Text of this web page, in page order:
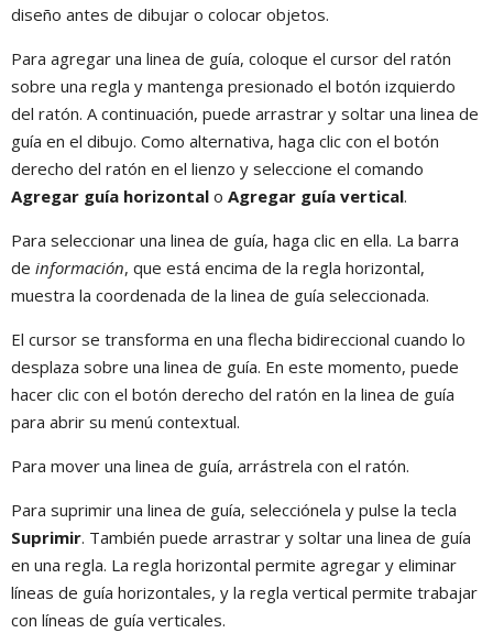
diseño antes de dibujar o colocar objetos.
Para agregar una linea de guía, coloque el cursor del ratón
sobre una regla y mantenga presionado el botón izquierdo
del ratón. A continuación, puede arrastrar y soltar una linea de
guía en el dibujo. Como alternativa, haga clic con el botón
derecho del ratón en el lienzo y seleccione el comando
Agregar guía horizontal o Agregar guía vertical.
Para seleccionar una linea de guía, haga clic en ella. La barra
de información, que está encima de la regla horizontal,
muestra la coordenada de la linea de guía seleccionada.
El cursor se transforma en una flecha bidireccional cuando lo
desplaza sobre una linea de guía. En este momento, puede
hacer clic con el botón derecho del ratón en la linea de guía
para abrir su menú contextual.
Para mover una linea de guía, arrástrela con el ratón.
Para suprimir una linea de guía, selecciónela y pulse la tecla
Suprimir. También puede arrastrar y soltar una linea de guía
en una regla. La regla horizontal permite agregar y eliminar
líneas de guía horizontales, y la regla vertical permite trabajar
con líneas de guía verticales.